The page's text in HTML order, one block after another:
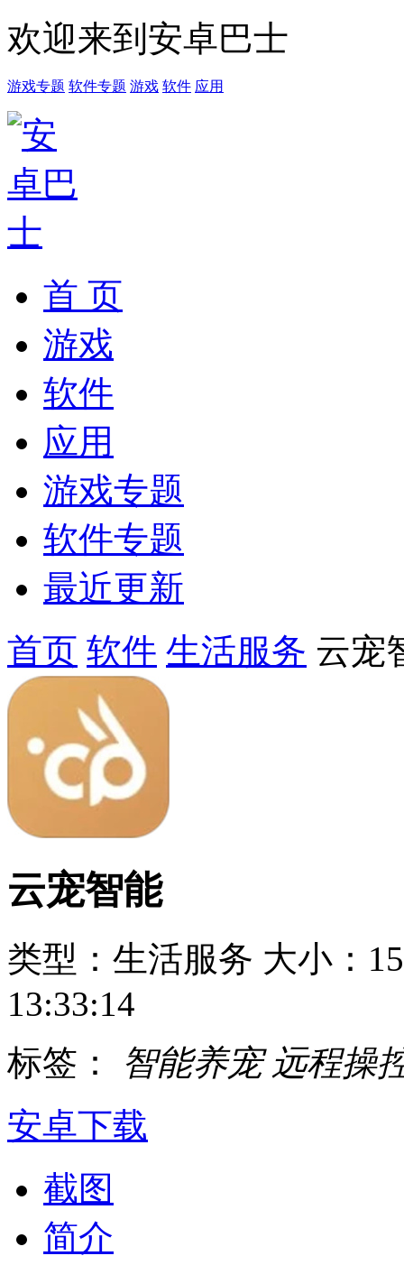
欢迎来到安卓巴士
游戏专题 软件专题 游戏 软件 应用
首 页
游戏
软件
应用
游戏专题
软件专题
最近更新
首页 软件 生活服务 云宠
云宠智能
类型：生活服务 大小：
13:33:14
标签： 智能养宠 远程操
安卓下载
截图
简介